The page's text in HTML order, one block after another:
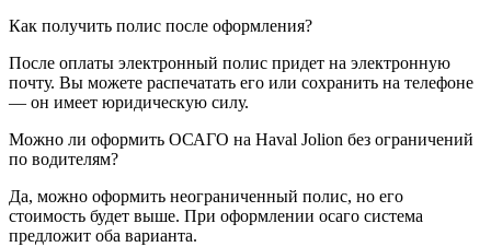
Как получить полис после оформления?
После оплаты электронный полис придет на электронную
почту. Вы можете распечатать его или сохранить на телефоне
— он имеет юридическую силу.
Можно ли оформить ОСАГО на Haval Jolion без ограничений
по водителям?
Да, можно оформить неограниченный полис, но его
стоимость будет выше. При оформлении осаго система
предложит оба варианта.